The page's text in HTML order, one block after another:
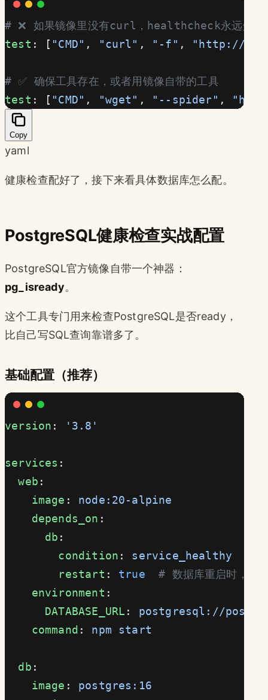
# ❌ 如果镜像里没有curl，healthcheck永远失败
test : [ "CMD" , "curl" , "-f" , "http://
# ✅ 确保工具存在，或者用镜像自带的工具
test : [ "CMD" , "wget" , "--spider" ,
Copy
yaml
健康检查配好了，接下来看具体数据库怎么配。
PostgreSQL健康检查实战配置
PostgreSQL官方镜像自带一个神器：
pg_isready。
这个工具专门用来检查PostgreSQL是否ready，
比自己写SQL查询靠谱多了。
基础配置（推荐）
version : '3.8'
services :
  web
:
    image
: node:20-alpine
    depends_on
:
      db
:
        condition
: service_healthy
        restart
: true
# 数据库重启时，应
    environment
:
      DATABASE_URL
: postgresql://
    command
: npm start
  db
:
    image
: postgres:16